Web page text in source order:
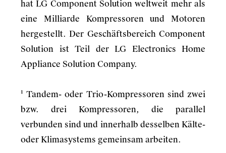
hat LG Component Solution weltweit mehr als
eine Milliarde Kompressoren und Motoren
hergestellt. Der Geschäftsbereich Component
Solution ist Teil der LG Electronics Home
Appliance Solution Company.
¹ Tandem- oder Trio-Kompressoren sind zwei
bzw. drei Kompressoren, die parallel
verbunden sind und innerhalb desselben Kälte-
oder Klimasystems gemeinsam arbeiten.